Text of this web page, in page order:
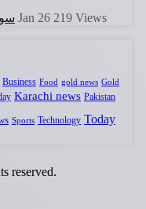
12 Jan 26 219 Views
Business Food gold news Gold
Karachi news Pakistan
Sports Technology Today
reserved.